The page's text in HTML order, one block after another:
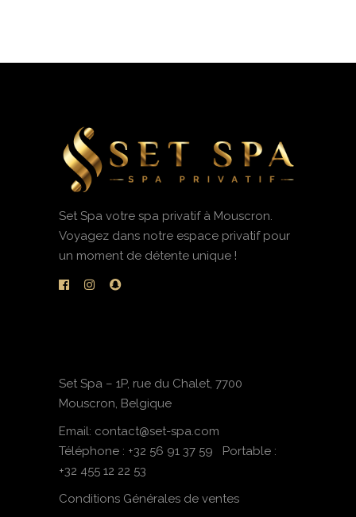
Set Spa votre spa privatif à Mouscron.
Voyagez dans notre espace privatif pour
un moment de détente unique !
Set Spa – 1P, rue du Chalet, 7700
Mouscron, Belgique
Email: contact@set-spa.com
Téléphone : +32 56 91 37 59
Portable :
+32 455 12 22 53
Conditions Générales de ventes